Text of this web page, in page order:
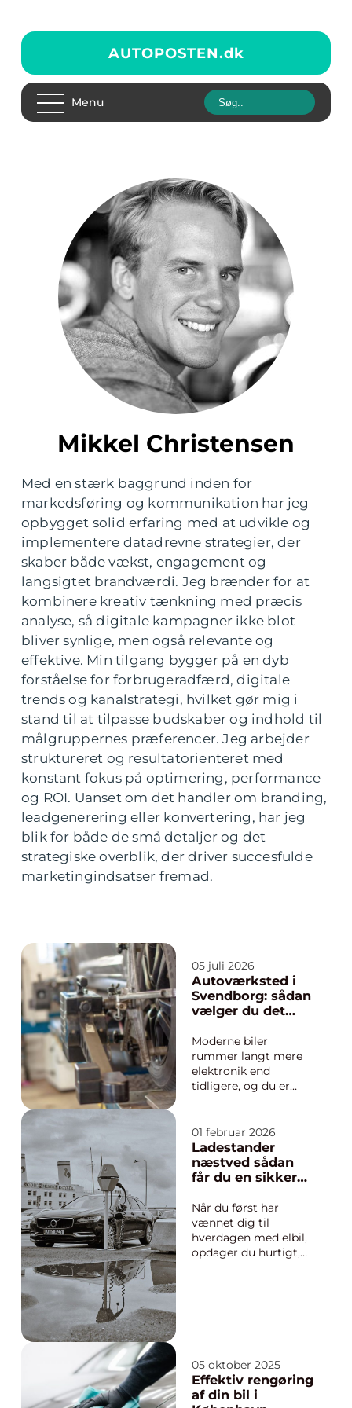
AUTOPOSTEN.dk
Menu
Mikkel Christensen
Med en stærk baggrund inden for
markedsføring og kommunikation har jeg
opbygget solid erfaring med at udvikle og
implementere datadrevne strategier, der
skaber både vækst, engagement og
langsigtet brandværdi. Jeg brænder for at
kombinere kreativ tænkning med præcis
analyse, så digitale kampagner ikke blot
bliver synlige, men også relevante og
effektive. Min tilgang bygger på en dyb
forståelse for forbrugeradfærd, digitale
trends og kanalstrategi, hvilket gør mig i
stand til at tilpasse budskaber og indhold til
målgruppernes præferencer. Jeg arbejder
struktureret og resultatorienteret med
konstant fokus på optimering, performance
og ROI. Uanset om det handler om branding,
leadgenerering eller konvertering, har jeg
blik for både de små detaljer og det
strategiske overblik, der driver succesfulde
marketingindsatser fremad.
05 juli 2026
Autoværksted i
Svendborg: sådan
vælger du det
til din bil
Moderne biler
rummer langt mere
elektronik end
tidligere, og du er
håndtere både motor,
bremser, styretøj og
de elektroniske
systemer, der binder
Derfor giver det god
meni...
01 februar 2026
Ladestander
næstved sådan
får du en sikker
opladningsløsnin
g
Når du først har
vænnet dig til
hverdagen med elbil,
opdager du hurtigt,
handler også om
sikkerhed, økonomi,
komfort og om at
vælge...
05 oktober 2025
Effektiv rengøring
af din bil i